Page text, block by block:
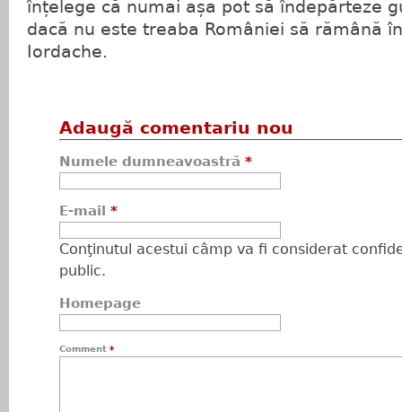
înțelege că numai așa pot să îndepărteze
dacă nu este treaba României să rămână
Iordache.
Adaugă comentariu nou
Numele dumneavoastră *
E-mail *
Conţinutul acestui câmp va fi considerat
public.
Homepage
Comment *